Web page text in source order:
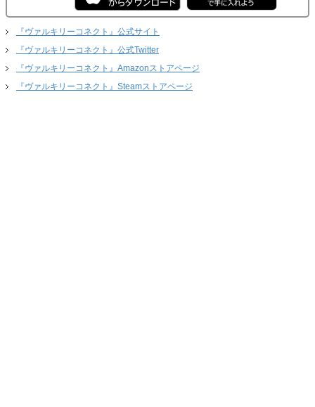
『ヴァルキリーコネクト』公式サイト
『ヴァルキリーコネクト』公式Twitter
『ヴァルキリーコネクト』Amazonストアページ
『ヴァルキリーコネクト』Steamストアページ